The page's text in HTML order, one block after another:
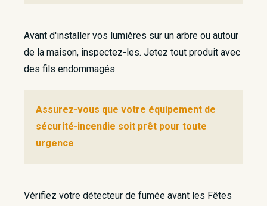
Avant d'installer vos lumières sur un arbre ou autour
de la maison, inspectez-les. Jetez tout produit avec
des fils endommagés.
Assurez-vous que votre équipement de
sécurité-incendie soit prêt pour toute
urgence
Vérifiez votre détecteur de fumée avant les Fêtes